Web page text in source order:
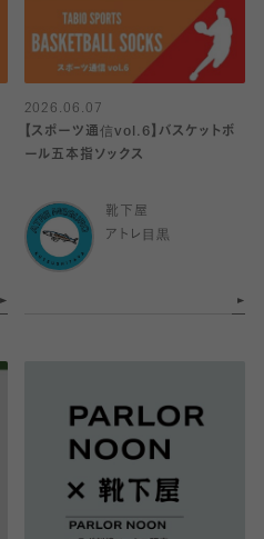
2026.06.07
【スポーツ通信vol.6】バスケットボ
ール五本指ソックス
靴下屋
アトレ目黒